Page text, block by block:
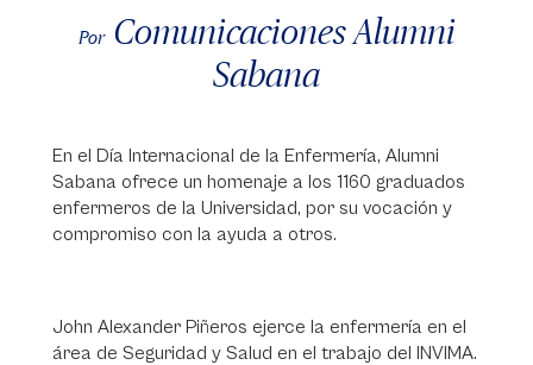
Por Comunicaciones Alumni
Sabana
En el Día Internacional de la Enfermería, Alumni
Sabana ofrece un homenaje a los 1160 graduados
enfermeros de la Universidad, por su vocación y
compromiso con la ayuda a otros.
John Alexander Piñeros ejerce la enfermería en el
área de Seguridad y Salud en el trabajo del INVIMA.